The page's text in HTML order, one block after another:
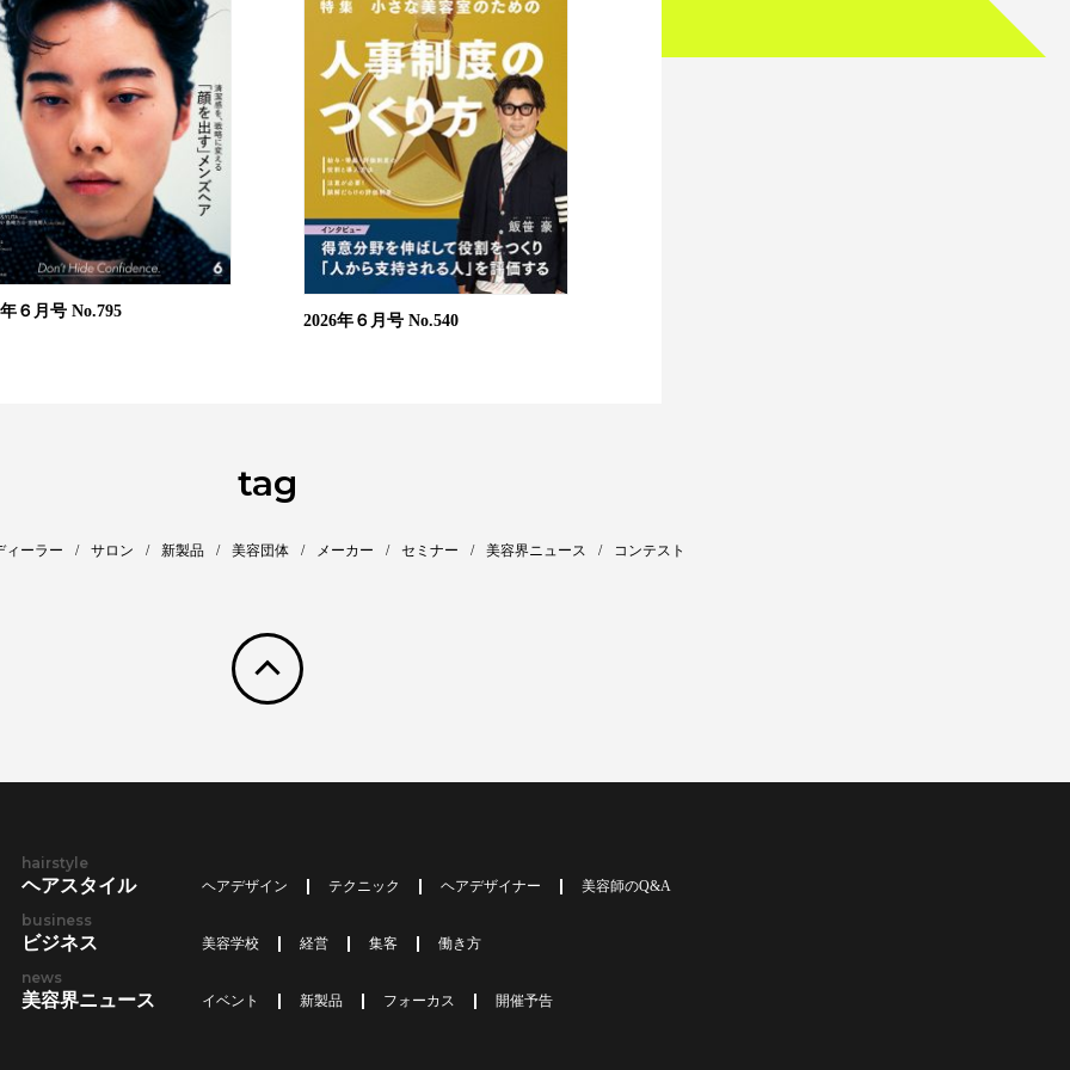
６月号 No.795
2026年６月号 No.540
tag
ィーラー サロン 新製品 美容団体 メーカー セミナー 美容界ニュース コンテスト
hairstyle
ヘアスタイル ヘアデザイン テクニック ヘアデザイナー 美容師のQ&A
business
ビジネス 美容学校 経営 集客 働き方
news
美容界ニュース イベント 新製品 フォーカス 開催予告